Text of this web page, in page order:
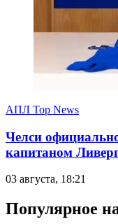
АПЛ Top News
Челси
капитаном
03 августа, 18:21
Популярное